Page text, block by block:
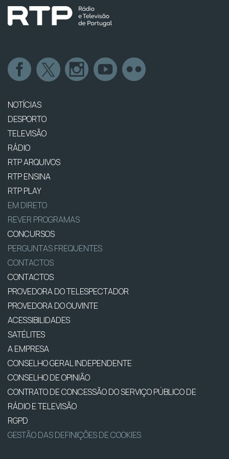
NOTÍCIAS
DESPORTO
TELEVISÃO
RÁDIO
RTP ARQUIVOS
RTP ENSINA
RTP PLAY
EM DIRETO
REVER PROGRAMAS
CONCURSOS
PERGUNTAS FREQUENTES
CONTACTOS
CONTACTOS
PROVEDORA DO TELESPECTADOR
PROVEDORA DO OUVINTE
ACESSIBILIDADES
SATÉLITES
A EMPRESA
CONSELHO GERAL INDEPENDENTE
CONSELHO DE OPINIÃO
CONTRATO DE CONCESSÃO DO SERVIÇO PÚBLICO DE
RÁDIO E TELEVISÃO
RGPD
GESTÃO DAS DEFINIÇÕES DE COOKIES